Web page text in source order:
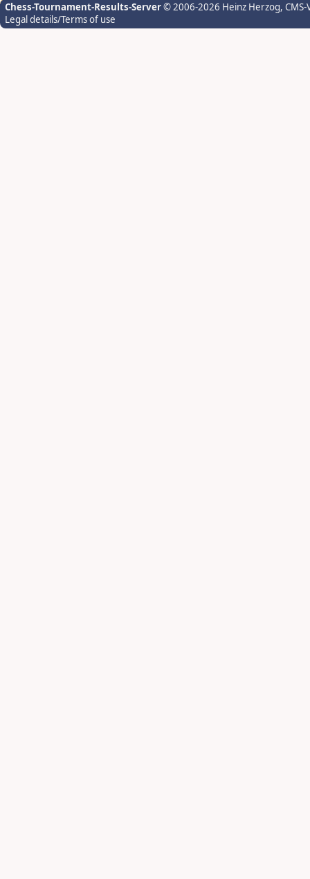
Chess-Tournament-Results-Server© 2006-2026 Heinz Herzog,
Legal details/Terms of use